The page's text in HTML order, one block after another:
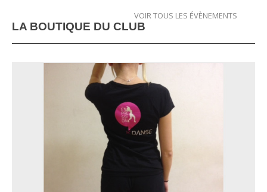
VOIR TOUS LES ÉVÈNEMENTS
LA BOUTIQUE DU CLUB